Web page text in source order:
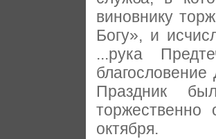
виновнику
Богу», и
...рука
Праздник
торжественно
октября.